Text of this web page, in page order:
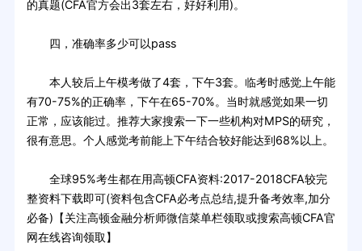
的真题(CFA官方会出3套左右，好好利用)。
四，准确率多少可以pass
本人较后上午模考做了4套，下午3套。临考时感觉上午能
有70-75%的正确率，下午在65-70%。当时就感觉如果一切
正常，应该能过。推荐大家搜索一下一些机构对MPS的研究，
很有意思。个人感觉考前能上下午结合较好能达到68%以上。
全球95%考生都在用高顿CFA资料:2017-2018CFA较完
整资料下载即可(资料包含CFA必考点总结,提升备考效率,加分
必备)【关注高顿金融分析师微信菜单栏领取或搜索高顿CFA官
网在线咨询领取】